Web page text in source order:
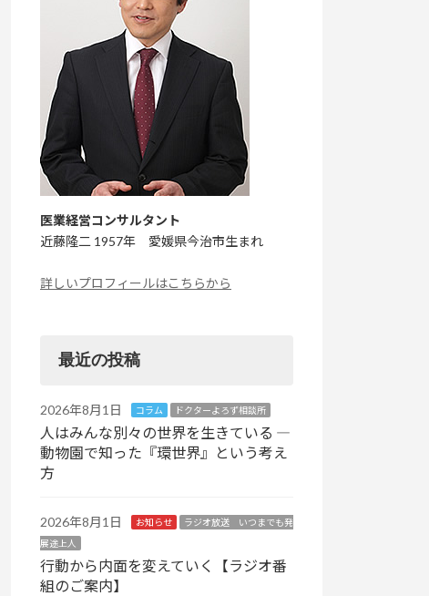
医業経営コンサルタント
近藤隆二 1957年 愛媛県今治市生まれ
詳しいプロフィールはこちらから
最近の投稿
2026年8月1日 コラム ドクターよろず相談所
人はみんな別々の世界を生きている ―
動物園で知った『環世界』という考え
方
2026年8月1日 お知らせ
ラジオ放送 いつまでも発
展途上人
行動から内面を変えていく【ラジオ番
組のご案内】